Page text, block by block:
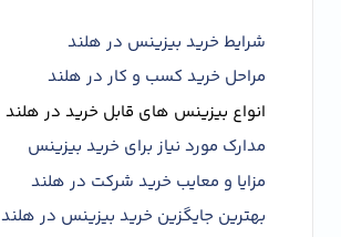
شرایط خرید بیزینس در هلند
مراحل خرید کسب و کار در هلند
انواع بیزینس های قابل خرید در هلند
مدارک مورد نیاز برای خرید بیزینس
مزایا و معایب خرید شرکت در هلند
بهترین جایگزین خرید بیزینس در هلند